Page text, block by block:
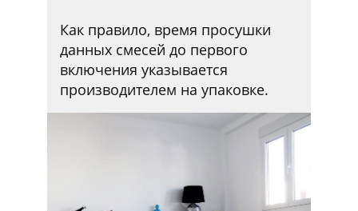
Как правило, время просушки
данных смесей до первого
включения указывается
производителем на упаковке.